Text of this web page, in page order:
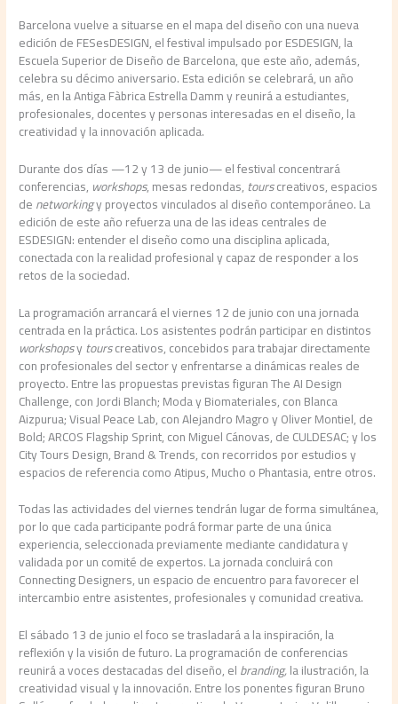
Barcelona vuelve a situarse en el mapa del diseño con una nueva
edición de FESesDESIGN, el festival impulsado por ESDESIGN, la
Escuela Superior de Diseño de Barcelona, que este año, además,
celebra su décimo aniversario. Esta edición se celebrará, un año
más, en la Antiga Fàbrica Estrella Damm y reunirá a estudiantes,
profesionales, docentes y personas interesadas en el diseño, la
creatividad y la innovación aplicada.
Durante dos días —12 y 13 de junio— el festival concentrará
conferencias, workshops, mesas redondas,tourscreativos, espacios
denetworkingy proyectos vinculados al diseño contemporáneo. La
edición de este año refuerza una de las ideas centrales de
ESDESIGN: entender el diseño como una disciplina aplicada,
conectada con la realidad profesional y capaz de responder a los
retos de la sociedad.
La programación arrancará el viernes 12 de junio con una jornada
centrada en la práctica. Los asistentes podrán participar en distintos
workshopsytourscreativos, concebidos para trabajar directamente
con profesionales del sector y enfrentarse a dinámicas reales de
proyecto. Entre las propuestas previstas figuran The AI Design
Challenge, con Jordi Blanch; Moda y Biomateriales, con Blanca
Aizpurua; Visual Peace Lab, con Alejandro Magro y Oliver Montiel, de
Bold; ARCOS Flagship Sprint, con Miguel Cánovas, de CULDESAC; y los
City Tours Design, Brand & Trends, con recorridos por estudios y
espacios de referencia como Atipus, Mucho o Phantasia, entre otros.
Todas las actividades del viernes tendrán lugar de forma simultánea,
por lo que cada participante podrá formar parte de una única
experiencia, seleccionada previamente mediante candidatura y
validada por un comité de expertos. La jornada concluirá con
Connecting Designers, un espacio de encuentro para favorecer el
intercambio entre asistentes, profesionales y comunidad creativa.
El sábado 13 de junio el foco se trasladará a la inspiración, la
reflexión y la visión de futuro. La programación de conferencias
reunirá a voces destacadas del diseño, elbranding,la ilustración, la
creatividad visual y la innovación. Entre los ponentes figuran Bruno